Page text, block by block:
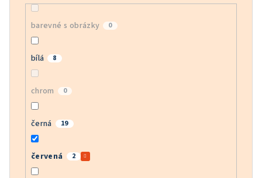
barevné s obrázky 0
bílá 8
chrom 0
černá 19
červená 2